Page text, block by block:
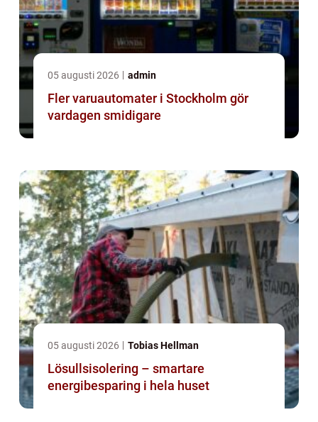
05 augusti 2026 admin
Fler varuautomater i Stockholm gör
vardagen smidigare
05 augusti 2026 Tobias Hellman
Lösullsisolering – smartare
energibesparing i hela huset